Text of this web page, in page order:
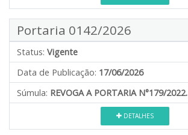
Portaria 0142/2026
Status: Vigente
Data de Publicação: 17/06/2026
Súmula: REVOGA A PORTARIA N°179/2022.
DETALHES